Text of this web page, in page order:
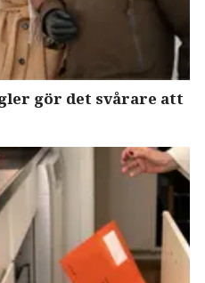
gör det svårare att